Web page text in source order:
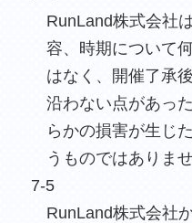
RunLand株式会社
容、時期について
はなく、開催了承
沿わない点があっ
らかの損害が生じ
うものではありませ
7-5
RunLand株式会社